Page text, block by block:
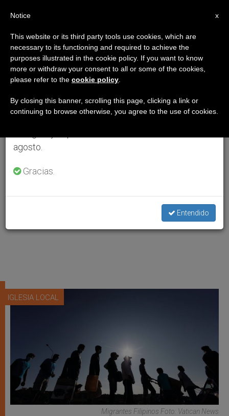
IGLESIA LOCAL
Migrantes Filipinos Foto: Vatican News
×
Aviso importante
Del 27 de julio al 7 de agosto haremos la pausa
anual, aprovechando que en el periodo de verano
se generan menos informaciones y también el
agosto.
Gracias.
Entendido
x
Notice
This website or its third party tools use cookies, which are
necessary to its functioning and required to achieve the
purposes illustrated in the cookie policy. If you want to know
more or withdraw your consent to all or some of the cookies,
please refer to the cookie policy
By closing this banner, scrolling this page, clicking a link or
continuing to browse otherwise, you agree to the use of cookies.